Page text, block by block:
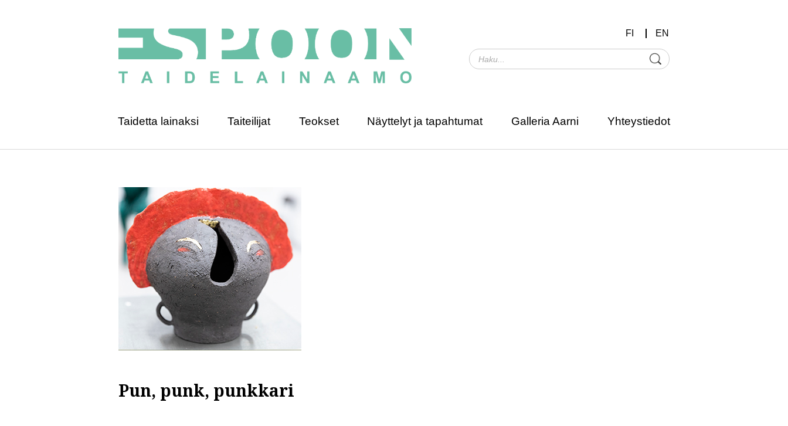
FI EN
Taidetta lainaksi Taiteilijat Teokset Näyttelyt ja tapahtumat Galleria Aarni Yhteystiedot
Pun, punk, punkkari